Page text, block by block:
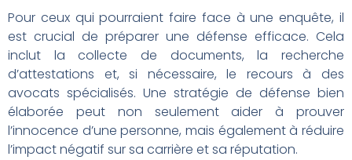
Pour ceux qui pourraient faire face à une enquête, il
est crucial de préparer une défense efficace. Cela
inclut la collecte de documents, la recherche
d’attestations et, si nécessaire, le recours à des
avocats spécialisés. Une stratégie de défense bien
élaborée peut non seulement aider à prouver
l’innocence d’une personne, mais également à réduire
l’impact négatif sur sa carrière et sa réputation.